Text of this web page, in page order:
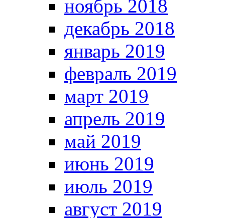
ноябрь 2018
декабрь 2018
январь 2019
февраль 2019
март 2019
апрель 2019
май 2019
июнь 2019
июль 2019
август 2019